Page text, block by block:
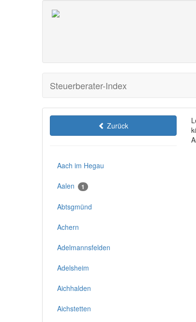
Steuerberater-Index
Zurück
Aach im Hegau
Aalen 1
Abtsgmünd
Achern
Adelmannsfelden
Adelsheim
Aichhalden
Aichstetten